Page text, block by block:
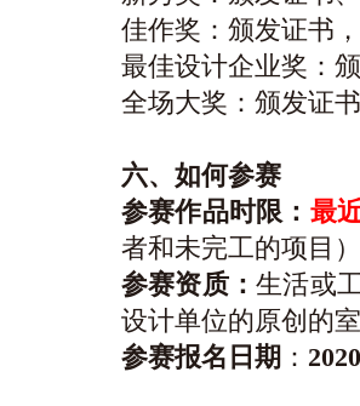
佳作奖：颁发证书
最佳设计企业奖：
全场大奖：颁发证
六、如何参赛
参赛作品时限： 最
者和未完工的项目
参赛资质：生活或
设计单位的原创的
参赛报名日期 ：